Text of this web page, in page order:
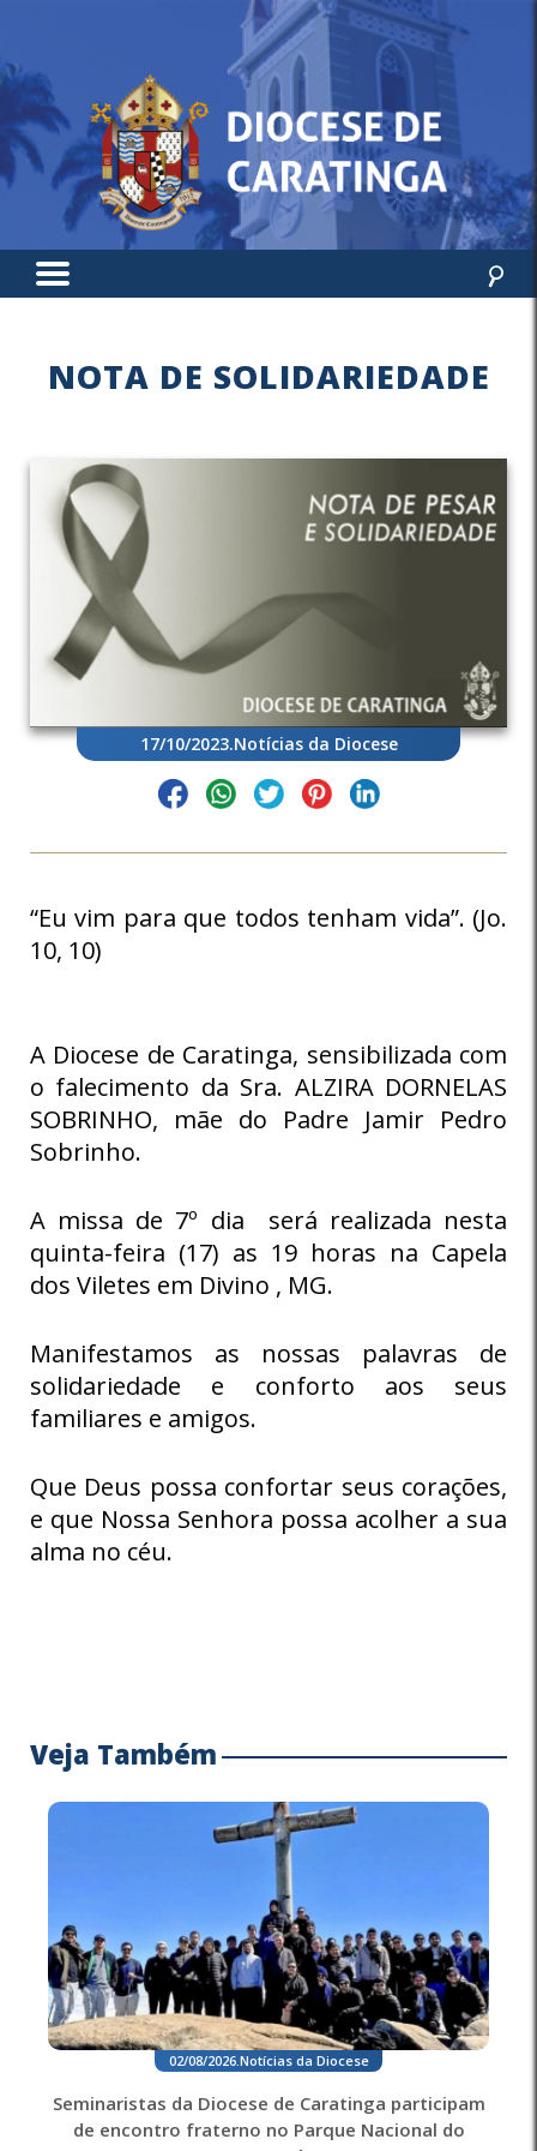
NOTA DE SOLIDARIEDADE
17/10/2023.Notícias da Diocese
“Eu vim para que todos tenham vida”. (Jo.
10, 10)
A Diocese de Caratinga, sensibilizada com
o falecimento da Sra. ALZIRA DORNELAS
SOBRINHO, mãe do Padre Jamir Pedro
Sobrinho.
A missa de 7º dia será realizada nesta
quinta-feira (17) as 19 horas na Capela
dos Viletes em Divino , MG.
Manifestamos as nossas palavras de
solidariedade e conforto aos seus
familiares e amigos.
Que Deus possa confortar seus corações,
e que Nossa Senhora possa acolher a sua
alma no céu.
Veja Também
02/08/2026. Notícias da Diocese
Seminaristas da Diocese de Caratinga participam
de encontro fraterno no Parque Nacional do